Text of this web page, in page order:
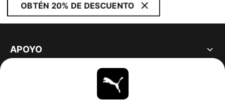
OBTÉN 20% DE DESCUENTO
APOYO